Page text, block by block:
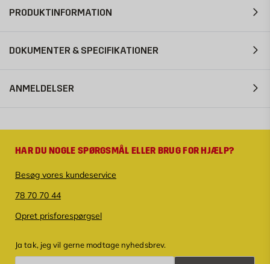
PRODUKTINFORMATION
DOKUMENTER & SPECIFIKATIONER
ANMELDELSER
HAR DU NOGLE SPØRGSMÅL ELLER BRUG FOR HJÆLP?
Besøg vores kundeservice
78 70 70 44
Opret prisforespørgsel
Ja tak, jeg vil gerne modtage nyhedsbrev.